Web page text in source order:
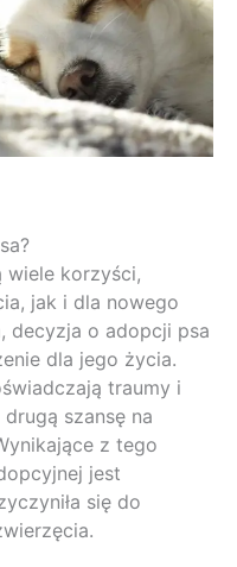
wiele korzyści,
jak i dla nowego
decyzja o adopcji psa
dla jego życia.
traumy i
szansę na
z tego
jest
się do